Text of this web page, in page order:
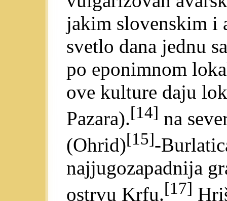
jakim slovenskim i
svetlo dana jednu
po eponimnom
ove kulture daju
Pazara).[14] na
(Ohrid)[15]-
najjugozapadnija
ostrvu Krfu.[17]